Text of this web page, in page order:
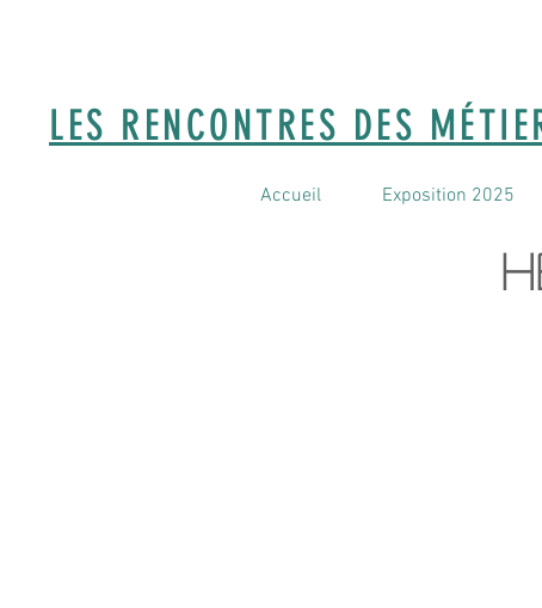
LES RENCONTRES DES
Accueil Exposition 2025